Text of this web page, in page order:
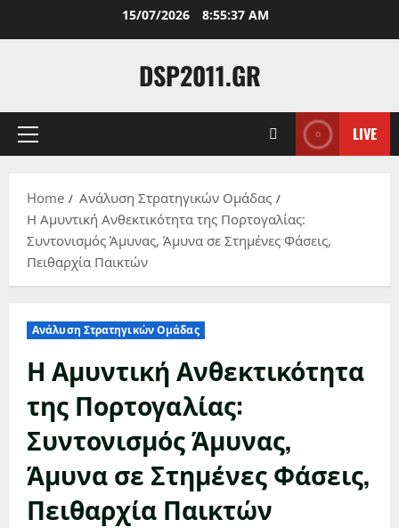
15/07/2026 8:55:39 AM
DSP2011.GR
Primary
LIVE
Home
Ανάλυση Στρατηγικών Ομάδας
Η Αμυντική Ανθεκτικότητα της Πορτογαλίας:
Συντονισμός Άμυνας, Άμυνα σε Στημένες Φάσεις,
Πειθαρχία Παικτών
Ανάλυση Στρατηγικών Ομάδας
Η Αμυντική Ανθεκτικότητα
της Πορτογαλίας:
Συντονισμός Άμυνας,
Άμυνα σε Στημένες Φάσεις,
Πειθαρχία Παικτών